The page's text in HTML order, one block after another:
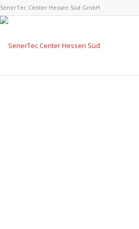
SenerTec Center Hessen Süd GmbH